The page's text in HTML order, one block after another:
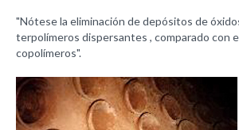
"Nótese la eliminación de depósitos de
terpolímeros dispersantes , comparado con
copolímeros".